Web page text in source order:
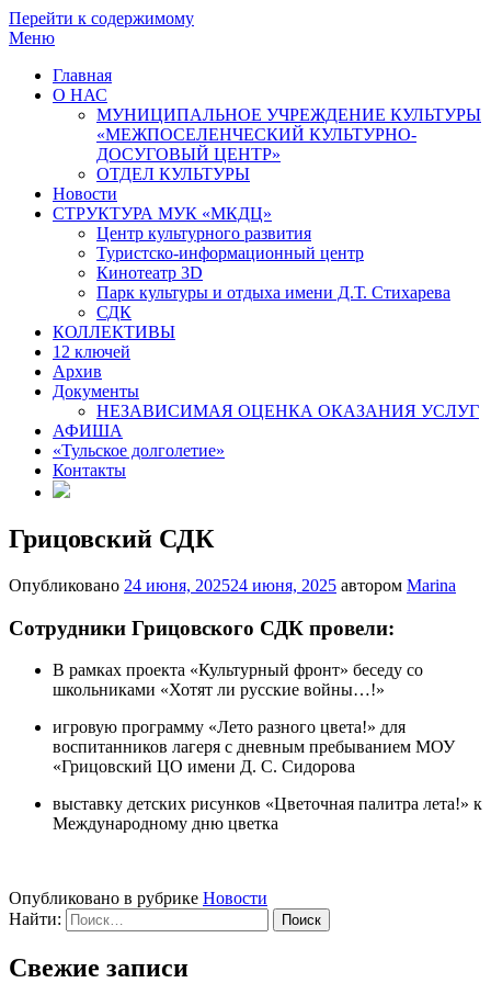
Перейти к содержимому
Меню
Главная
О НАС
МУНИЦИПАЛЬНОЕ УЧРЕЖДЕНИЕ КУЛЬТУРЫ
«МЕЖПОСЕЛЕНЧЕСКИЙ КУЛЬТУРНО-
ДОСУГОВЫЙ ЦЕНТР»
ОТДЕЛ КУЛЬТУРЫ
Новости
СТРУКТУРА МУК «МКДЦ»
Центр культурного развития
Туристско-информационный центр
Кинотеатр 3D
Парк культуры и отдыха имени Д.Т. Стихарева
СДК
КОЛЛЕКТИВЫ
12 ключей
Архив
Документы
НЕЗАВИСИМАЯ ОЦЕНКА ОКАЗАНИЯ УСЛУГ
АФИША
«Тульское долголетие»
Контакты
Грицовский СДК
Опубликовано 24 июня, 202524 июня, 2025 автором Marina
Сотрудники Грицовского СДК провели:
В рамках проекта «Культурный фронт» беседу со
школьниками «Хотят ли русские войны…!»
игровую программу «Лето разного цвета!» для
воспитанников лагеря с дневным пребыванием МОУ
«Грицовский ЦО имени Д. С. Сидорова
выставку детских рисунков «Цветочная палитра лета!» к
Международному дню цветка
Опубликовано в рубрике Новости
Найти:
Свежие записи